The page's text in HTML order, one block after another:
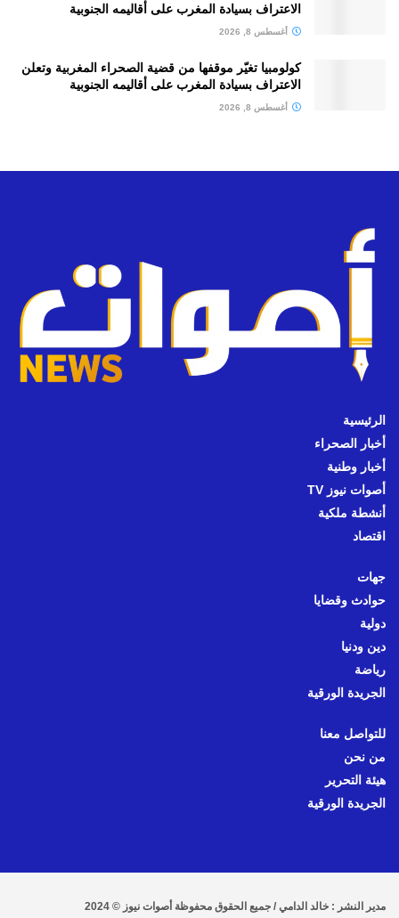
الاعتراف بسيادة المغرب على أقاليمه الجنوبية
أغسطس 8, 2026
كولومبيا تغيّر موقفها من قضية الصحراء المغربية وتعلن
الاعتراف بسيادة المغرب على أقاليمه الجنوبية
أغسطس 8, 2026
الرئيسية
أخبار الصحراء
أخبار وطنية
أصوات نيوز TV
أنشطة ملكية
اقتصاد
جهات
حوادث وقضايا
دولية
دين ودنيا
رياضة
الجريدة الورقية
للتواصل معنا
من نحن
هيئة التحرير
الجريدة الورقية
مدير النشر : خالد الدامي / جميع الحقوق محفوظة أصوات نيوز © 2024